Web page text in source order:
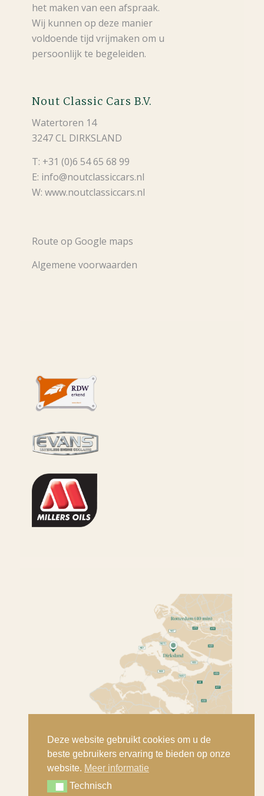
Deze website gebruikt cookies om u de
beste gebruikers ervaring te bieden op onze
website. Meer informatie
TechnischTechnisch
het maken van een afspraak.
Wij kunnen op deze manier
voldoende tijd vrijmaken om u
persoonlijk te begeleiden.
Nout Classic Cars B.V.
Watertoren 14
3247 CL DIRKSLAND
T: +31 (0)6 54 65 68 99
E: info@noutclassiccars.nl
W: www.noutclassiccars.nl
Route op Google maps
Algemene voorwaarden